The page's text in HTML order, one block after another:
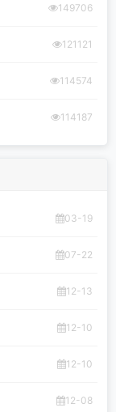
149706
121121
114574
114187
03-19
07-22
12-13
12-10
12-10
12-08